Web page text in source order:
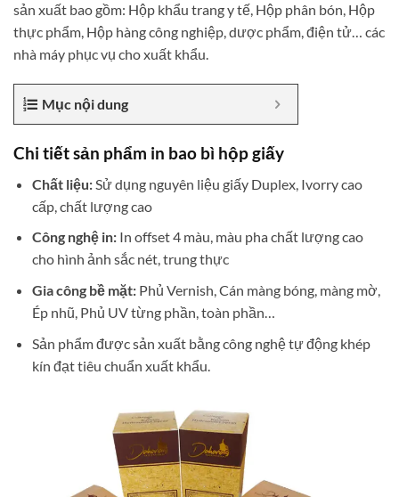
sản xuất bao gồm: Hộp khẩu trang y tế, Hộp phân bón, Hộp
thực phẩm, Hộp hàng công nghiệp, dược phẩm, điện tử… các
nhà máy phục vụ cho xuất khẩu.
Mục nội dung
Chi tiết sản phẩm in bao bì hộp giấy
Chất liệu:Sử dụng nguyên liệu giấy Duplex, Ivorry cao
cấp, chất lượng cao
Công nghệ in:In offset 4 màu, màu pha chất lượng cao
cho hình ảnh sắc nét, trung thực
Gia công bề mặt:Phủ Vernish, Cán màng bóng, màng mờ,
Ép nhũ, Phủ UV từng phần, toàn phần…­­
Sản phẩm được sản xuất bằng công nghệ tự động khép
kín đạt tiêu chuẩn xuất khẩu.